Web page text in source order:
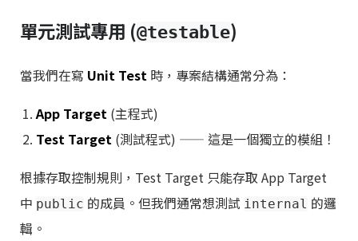
單元測試專用 (@testable)
當我們在寫 Unit Test 時，專案結構通常分為：
App Target (主程式)
Test Target (測試程式) —— 這是一個獨立的模組！
根據存取控制規則，Test Target 只能存取 App Target
中 public 的成員。但我們通常想測試 internal 的邏
輯。